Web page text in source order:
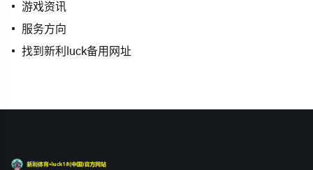
游戏资讯
服务方向
找到新利luck备用网址